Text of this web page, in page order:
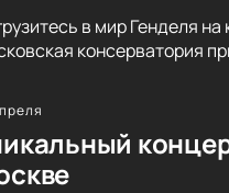
в мир Генделя
консерватория